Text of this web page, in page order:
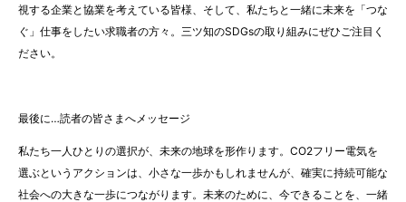
視する企業と協業を考えている皆様、そして、私たちと一緒に未来を「つな
ぐ」仕事をしたい求職者の方々。三ツ知のSDGsの取り組みにぜひご注目く
ださい。
最後に…読者の皆さまへメッセージ
私たち一人ひとりの選択が、未来の地球を形作ります。CO2フリー電気を
選ぶというアクションは、小さな一歩かもしれませんが、確実に持続可能な
社会への大きな一歩につながります。未来のために、今できることを、一緒